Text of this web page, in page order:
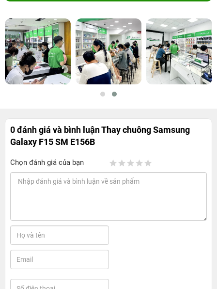
0 đánh giá và bình luậnThay chuông Samsung
Galaxy F15 SM E156B
Chọn đánh giá của bạn